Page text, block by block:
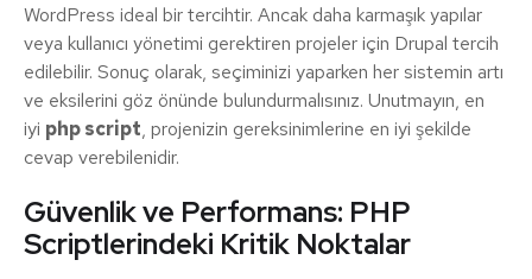
WordPress ideal bir tercihtir. Ancak daha karmaşık yapılar
veya kullanıcı yönetimi gerektiren projeler için Drupal tercih
edilebilir. Sonuç olarak, seçiminizi yaparken her sistemin artı
ve eksilerini göz önünde bulundurmalısınız. Unutmayın, en
iyi php script, projenizin gereksinimlerine en iyi şekilde
cevap verebilenidir.
Güvenlik ve Performans: PHP
Scriptlerindeki Kritik Noktalar